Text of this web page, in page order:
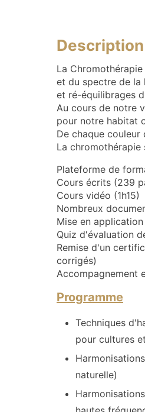
Description
La
et du spectre de la
et ré-équilibrages
Au cours de notre
pour notre habitat
De chaque couleur
La chromothérapie
Plateforme de
Cours écrits (239
Cours vidéo (1h15)
Nombreux
Mise en
Quiz d'évaluation
Remise d'un
corrigés)
Accompagnement
Programme
Techniques
pour cultures
naturelle)